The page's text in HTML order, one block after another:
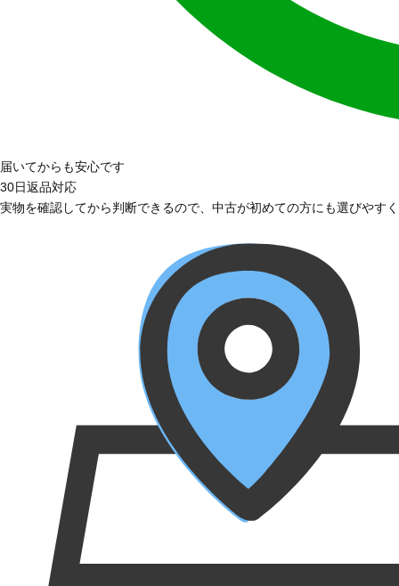
届いてからも安心です
30日返品対応
実物を確認してから判断できるので、中古が初めての方にも選びやす